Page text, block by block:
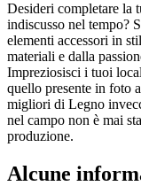
Desideri completare la
indiscusso nel tempo?
elementi accessori in
materiali e dalla
Impreziosisci i tuoi
quello presente in foto
migliori di Legno
nel campo non è mai
produzione.
Alcune